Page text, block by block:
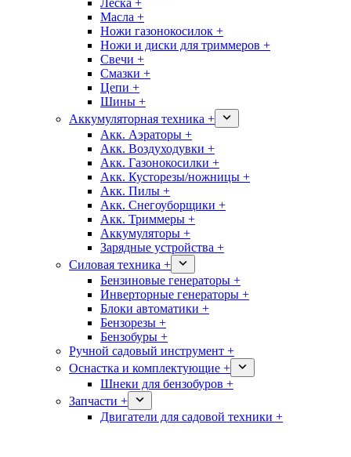
Леска +
Масла +
Ножи газонокосилок +
Ножи и диски для триммеров +
Свечи +
Смазки +
Цепи +
Шины +
Аккумуляторная техника +
Акк. Аэраторы +
Акк. Воздуходувки +
Акк. Газонокосилки +
Акк. Кусторезы/ножницы +
Акк. Пилы +
Акк. Снегоуборщики +
Акк. Триммеры +
Аккумуляторы +
Зарядные устройства +
Силовая техника +
Бензиновые генераторы +
Инверторные генераторы +
Блоки автоматики +
Бензорезы +
Бензобуры +
Ручной садовый инструмент +
Оснастка и комплектующие +
Шнеки для бензобуров +
Запчасти +
Двигатели для садовой техники +